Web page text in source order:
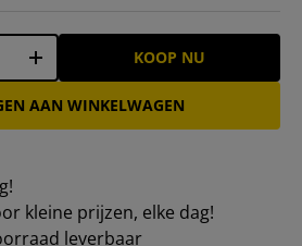
+ KOOP NU
AAN WINKELWAGEN
kleine prijzen, elke dag!
leverbaar